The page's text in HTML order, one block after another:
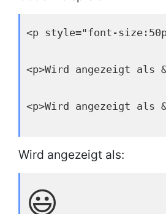
<p style="font-
<p>Wird angezeigt als
<p>Wird angezeigt als
Wird angezeigt als:
😃